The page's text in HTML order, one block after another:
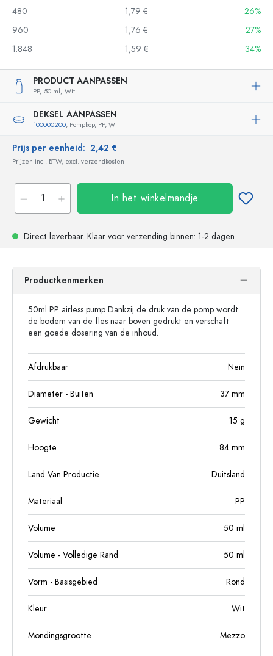
480
1,79 €
26%
960
1,76 €
27%
1.848
1,59 € 34%
PRODUCT AANPASSEN
PP, 50 ml, Wit
DEKSEL AANPASSEN
100000200, Pompkop, PP, Wit
Prijs per eenheid: 2,42 €
Prijzen incl. BTW, excl. verzendkosten
In het winkelmandje
Direct leverbaar. Klaar voor verzending binnen: 1-2 dagen
Productkenmerken
50ml PP airless pump Dankzij de druk van de pomp wordt
de bodem van de fles naar boven gedrukt en verschaft
een goede dosering van de inhoud.
Afdrukbaar Nein
Diameter - Buiten 37 mm
Gewicht 15 g
Hoogte 84 mm
Land Van Productie Duitsland
Materiaal PP
Volume 50 ml
Volume - Volledige Rand 50 ml
Vorm - Basisgebied Rond
Kleur Wit
Mondingsgrootte Mezzo